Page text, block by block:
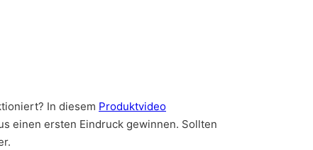
In diesem Produktvideo
einen ersten Eindruck gewinnen. Sollten